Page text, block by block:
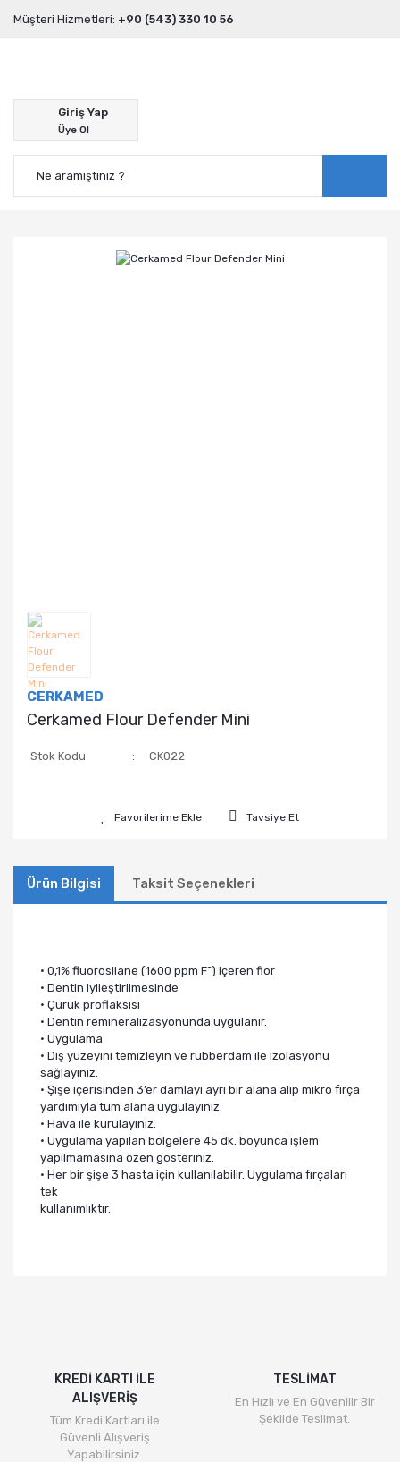
Müşteri Hizmetleri: +90 (543) 330 10 56
Giriş Yap
Üye Ol
CERKAMED
Cerkamed Flour Defender Mini
Stok Kodu CK022
Tavsiye Et
Ürün Bilgisi Taksit Seçenekleri
• 0,1% fluorosilane (1600 ppm F¯) içeren flor
• Dentin iyileştirilmesinde
• Çürük proflaksisi
• Dentin remineralizasyonunda uygulanır.
• Uygulama
• Diş yüzeyini temizleyin ve rubberdam ile izolasyonu
sağlayınız.
• Şişe içerisinden 3’er damlayı ayrı bir alana alıp mikro fırça
yardımıyla tüm alana uygulayınız.
• Hava ile kurulayınız.
• Uygulama yapılan bölgelere 45 dk. boyunca işlem
yapılmamasına özen gösteriniz.
• Her bir şişe 3 hasta için kullanılabilir. Uygulama fırçaları
tek
kullanımlıktır.
KREDİ KARTI İLE
ALIŞVERİŞ
Tüm Kredi Kartları ile
Güvenli Alışveriş
Yapabilirsiniz.
TESLİMAT
En Hızlı ve En Güvenilir Bir
Şekilde Teslimat.